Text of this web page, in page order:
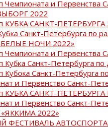
Чемпионата и Первенства
2022
КУБКА САНКТ-ПЕТЕРБУРГА
Санкт-Петербурга по
НОЧИ 2022»
Чемпионата и Первенства
Кубка Санкт-Петербурга
Кубока Санкт-Петербурга
и Первенство Санкт-
КУБКА САНКТ-
и Первенство Санкт-
2022»
ФЕСТИВАЛЬ